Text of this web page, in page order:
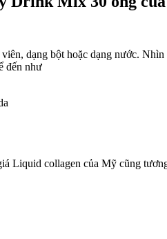
dạng bột hoặc dạng nước.
đến như
Liquid collagen của Mỹ cũng